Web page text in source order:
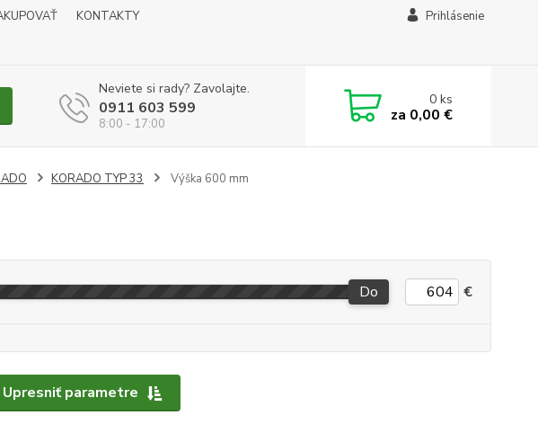
KONTAKTY
Prihlásenie
Neviete si rady? Zavolajte.
0911 603 599
8:00 - 17:00
0ks
za 0,00 €
KORADO TYP 33 Výška 600 mm
Upresniť parametre
Do €